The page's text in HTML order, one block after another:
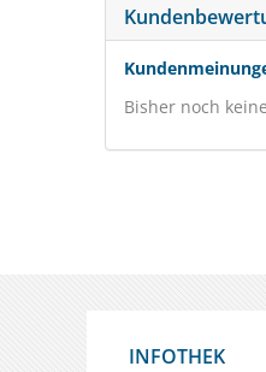
Bisher noch
INFOTHEK